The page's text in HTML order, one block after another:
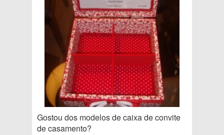
Gostou dos modelos de caixa de convite
de casamento?